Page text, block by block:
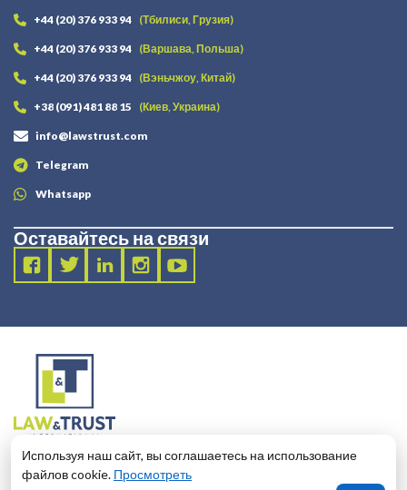
+44 (20) 376 933 94 (Тбилиси, Грузия)
+44 (20) 376 933 94 (Варшава, Польша)
+44 (20) 376 933 94 (Вэньчжоу, Китай)
+38 (091) 481 88 15 (Киев, Украина)
info@lawstrust.com
Telegram
Whatsapp
Оставайтесь на связи
2003 - 2025 LANDT LEGAL LLP
124 City Road, London, United Kingdom, EC1V 2NX
Используя наш сайт, вы соглашаетесь на использование
файлов cookie. Просмотреть